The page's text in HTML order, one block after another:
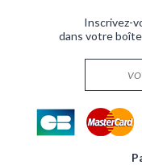
Inscrivez-
dans votre